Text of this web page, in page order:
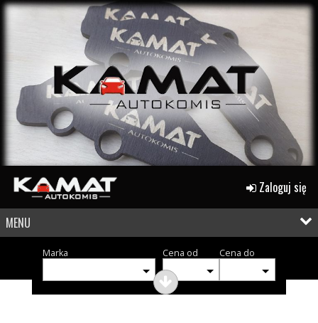
Zaloguj się
MENU
Marka Cena od Cena do